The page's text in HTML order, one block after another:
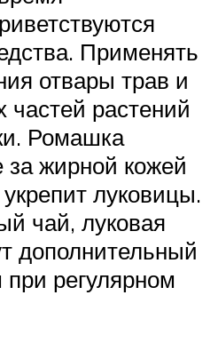
Применять
отвары трав и
частей растений
Ромашка
за жирной кожей
луковицы.
чай, луковая
дополнительный
при регулярном